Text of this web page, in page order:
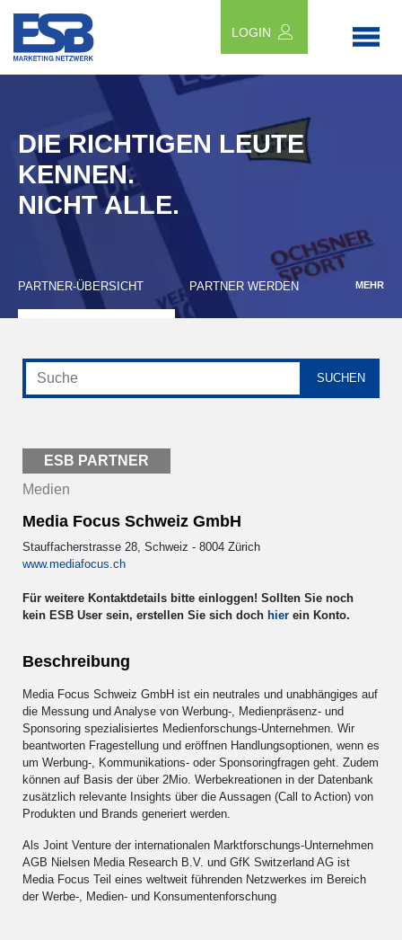
LOGIN
DIE RICHTIGEN LEUTE
KENNEN.
NICHT ALLE.
PARTNER-ÜBERSICHT PARTNER WERDEN MEHR
ESB PARTNER
Medien
Media Focus Schweiz GmbH
Stauffacherstrasse 28, Schweiz - 8004 Zürich
www.mediafocus.ch
Für weitere Kontaktdetails bitte einloggen! Sollten Sie noch
kein ESB User sein, erstellen Sie sich doch hier ein Konto.
Beschreibung
Media Focus Schweiz GmbH ist ein neutrales und unabhängiges auf
die Messung und Analyse von Werbung-, Medienpräsenz- und
Sponsoring spezialisiertes Medienforschungs-Unternehmen. Wir
beantworten Fragestellung und eröffnen Handlungsoptionen, wenn es
um Werbung-, Kommunikations- oder Sponsoringfragen geht. Zudem
können auf Basis der über 2Mio. Werbekreationen in der Datenbank
zusätzlich relevante Insights über die Aussagen (Call to Action) von
Produkten und Brands generiert werden.
Als Joint Venture der internationalen Marktforschungs-Unternehmen
AGB Nielsen Media Research B.V. und GfK Switzerland AG ist
Media Focus Teil eines weltweit führenden Netzwerkes im Bereich
der Werbe-, Medien- und Konsumentenforschung